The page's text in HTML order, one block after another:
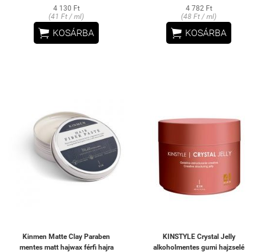
4 130 Ft
(41 Ft / ml)
 KOSÁRBA
4 782 Ft
(48 Ft / ml)
 KOSÁRBA
Kinmen Matte Clay Paraben
mentes matt hajwax férfi hajra
KINSTYLE Crystal Jelly
alkoholmentes gumi hajzselé